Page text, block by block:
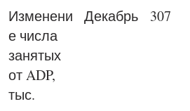
Изменени
е числа
занятых
от ADP,
тыс.
Декабрь 307